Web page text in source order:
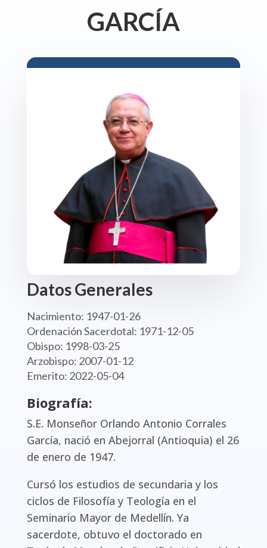
GARCÍA
Datos Generales
Nacimiento: 1947-01-26
Ordenación Sacerdotal: 1971-12-05
Obispo: 1998-03-25
Arzobispo: 2007-01-12
Emerito: 2022-05-04
Biografía:
S.E. Monseñor Orlando Antonio Corrales
García, nació en Abejorral (Antioquia) el 26
de enero de 1947.
Cursó los estudios de secundaria y los
ciclos de Filosofía y Teología en el
Seminario Mayor de Medellín. Ya
sacerdote, obtuvo el doctorado en